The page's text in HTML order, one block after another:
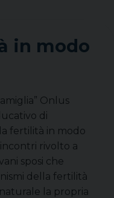
in modo
Onlus
di
fertilità in modo
rivolto a
sposi che
della fertilità
la propria